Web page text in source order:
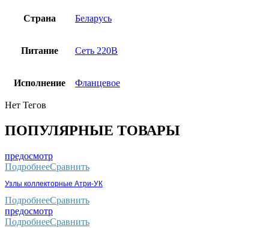
Страна Беларусь
Питание Сеть 220В
Исполнение Фланцевое
Нет Тегов
ПОПУЛЯРНЫЕ ТОВАРЫ
предосмотр
ПодробнееСравнить
Узлы коллекторные Атри-УК
ПодробнееСравнить
предосмотр
ПодробнееСравнить